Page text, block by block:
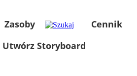
Zasoby
Cennik
Utwórz Storyboard